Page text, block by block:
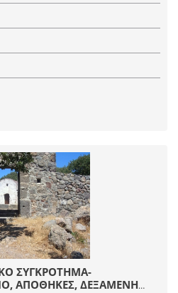
ΣΥΓΚΡΟΤΗΜΑ-
ΑΠΟΘΗΚΕΣ, ΔΕΞΑΜΕΝΗ